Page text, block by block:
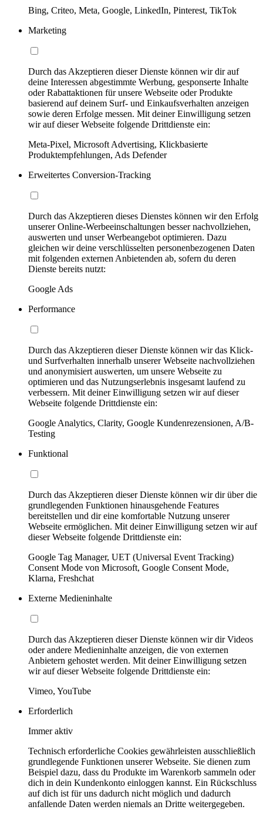
Bing, Criteo, Meta, Google, LinkedIn, Pinterest, TikTok
Marketing
Durch das Akzeptieren dieser Dienste können wir dir auf
deine Interessen abgestimmte Werbung, gesponserte Inhalte
oder Rabattaktionen für unsere Webseite oder Produkte
basierend auf deinem Surf- und Einkaufsverhalten anzeigen
sowie deren Erfolge messen. Mit deiner Einwilligung setzen
wir auf dieser Webseite folgende Drittdienste ein:
Meta-Pixel, Microsoft Advertising, Klickbasierte
Produktempfehlungen, Ads Defender
Erweitertes Conversion-Tracking
Durch das Akzeptieren dieses Dienstes können wir den Erfolg
unserer Online-Werbeeinschaltungen besser nachvollziehen,
auswerten und unser Werbeangebot optimieren. Dazu
gleichen wir deine verschlüsselten personenbezogenen Daten
mit folgenden externen Anbietenden ab, sofern du deren
Dienste bereits nutzt:
Google Ads
Performance
Durch das Akzeptieren dieser Dienste können wir das Klick-
und Surfverhalten innerhalb unserer Webseite nachvollziehen
und anonymisiert auswerten, um unsere Webseite zu
optimieren und das Nutzungserlebnis insgesamt laufend zu
verbessern. Mit deiner Einwilligung setzen wir auf dieser
Webseite folgende Drittdienste ein:
Google Analytics, Clarity, Google Kundenrezensionen, A/B-
Testing
Funktional
Durch das Akzeptieren dieser Dienste können wir dir über die
grundlegenden Funktionen hinausgehende Features
bereitstellen und dir eine komfortable Nutzung unserer
Webseite ermöglichen. Mit deiner Einwilligung setzen wir auf
dieser Webseite folgende Drittdienste ein:
Google Tag Manager, UET (Universal Event Tracking)
Consent Mode von Microsoft, Google Consent Mode,
Klarna, Freshchat
Externe Medieninhalte
Durch das Akzeptieren dieser Dienste können wir dir Videos
oder andere Medieninhalte anzeigen, die von externen
Anbietern gehostet werden. Mit deiner Einwilligung setzen
wir auf dieser Webseite folgende Drittdienste ein:
Vimeo, YouTube
Erforderlich
Immer aktiv
Technisch erforderliche Cookies gewährleisten ausschließlich
grundlegende Funktionen unserer Webseite. Sie dienen zum
Beispiel dazu, dass du Produkte im Warenkorb sammeln oder
dich in dein Kundenkonto einloggen kannst. Ein Rückschluss
auf dich ist für uns dadurch nicht möglich und dadurch
anfallende Daten werden niemals an Dritte weitergegeben.